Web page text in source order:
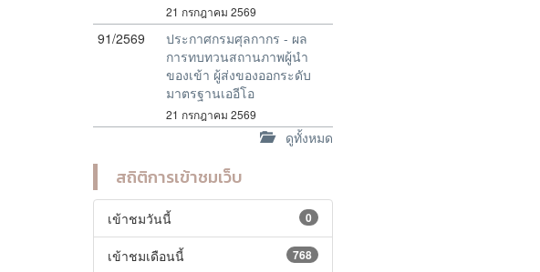
21 กรกฎาคม 2569
91/2569
ประกาศกรมศุลกากร - ผล
การทบทวนสถานภาพผู้นำ
ของเข้า ผู้ส่งของออกระดับ
มาตรฐานเออีโอ
21 กรกฎาคม 2569
ดูทั้งหมด
สถิติการเข้าชมเว็บ
0
เข้าชมวันนี้
768
เข้าชมเดือนนี้